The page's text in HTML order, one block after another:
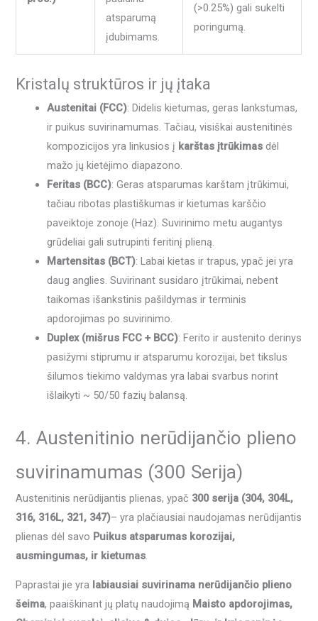
atsparumą
įdubimams.
(>0.25%) gali sukelti
poringumą.
Kristalų struktūros ir jų įtaka
Austenitai (FCC): Didelis kietumas, geras lankstumas,
ir puikus suvirinamumas. Tačiau, visiškai austenitinės
kompozicijos yra linkusios į karštas įtrūkimas dėl
mažo jų kietėjimo diapazono.
Feritas (BCC): Geras atsparumas karštam įtrūkimui,
tačiau ribotas plastiškumas ir kietumas karščio
paveiktoje zonoje (Haz). Suvirinimo metu augantys
grūdeliai gali sutrupinti feritinį plieną.
Martensitas (BCT): Labai kietas ir trapus, ypač jei yra
daug anglies. Suvirinant susidaro įtrūkimai, nebent
taikomas išankstinis pašildymas ir terminis
apdorojimas po suvirinimo.
Duplex (mišrus FCC + BCC): Ferito ir austenito derinys
pasižymi stiprumu ir atsparumu korozijai, bet tikslus
šilumos tiekimo valdymas yra labai svarbus norint
išlaikyti ~ 50/50 fazių balansą.
4. Austenitinio nerūdijančio plieno
suvirinamumas (300 Serija)
Austenitinis nerūdijantis plienas, ypač 300 serija (304, 304L,
316, 316L, 321, 347)– yra plačiausiai naudojamas nerūdijantis
plienas dėl savo Puikus atsparumas korozijai,
ausmingumas, ir kietumas
Paprastai jie yra labiausiai suvirinama nerūdijančio plieno
šeima, paaiškinant jų platų naudojimą Maisto apdorojimas,